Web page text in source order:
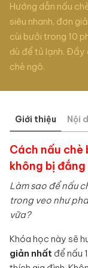
Hướng dẫn nấu
siêu nhanh, đơn
cùi bưởi trong 10
dù để tủ lạnh.
chè ngô.
Giới thiệu Nội
Cách nấu
không bị
Làm sao để nấu
trong veo như
vữa?
Khóa học này sẽ
giản nhất để nấu